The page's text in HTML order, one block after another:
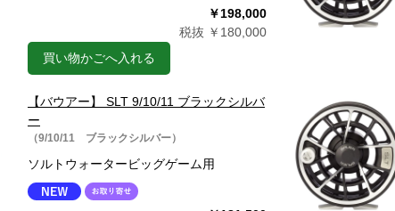
￥198,000
税抜 ￥180,000
買い物かごへ入れる
【バウアー】 SLT 9/10/11 ブラックシルバ
ー
（9/10/11 ブラックシルバー）
ソルトウォータービッグゲーム用